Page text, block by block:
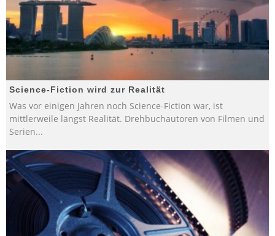
Science-Fiction wird zur Realität
Was vor einigen Jahren noch Science-Fiction war, ist
mittlerweile längst Realität. Drehbuchautoren von Filmen und
Serien...